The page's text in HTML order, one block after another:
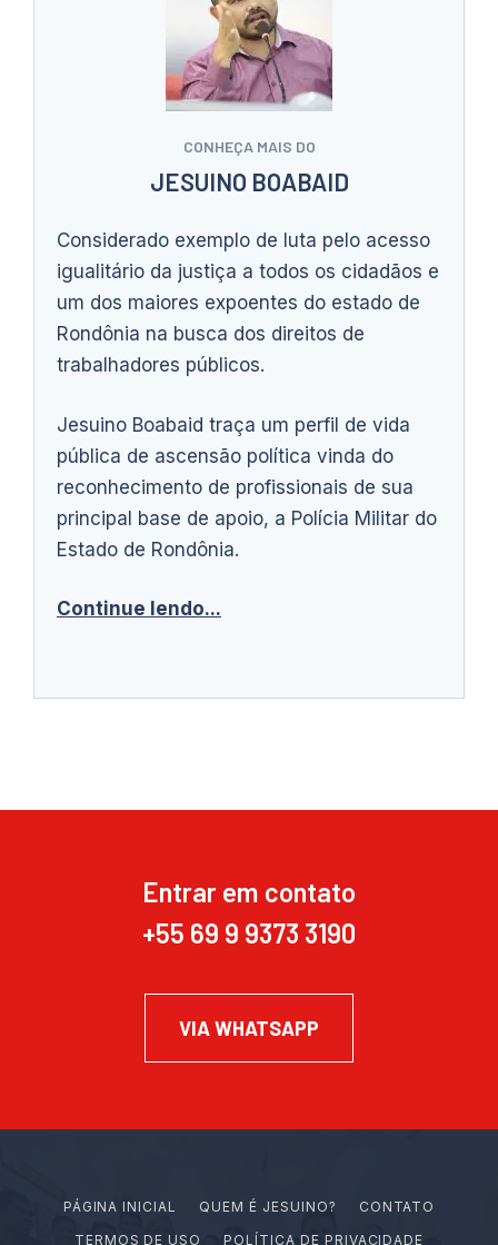
CONHEÇA MAIS DO
JESUINO BOABAID
Considerado exemplo de luta pelo acesso
igualitário da justiça a todos os cidadãos e
um dos maiores expoentes do estado de
Rondônia na busca dos direitos de
trabalhadores públicos.
Jesuino Boabaid traça um perfil de vida
pública de ascensão política vinda do
reconhecimento de profissionais de sua
principal base de apoio, a Polícia Militar do
Estado de Rondônia.
Continue lendo...
Entrar em contato
+55 69 9 9373 3190
VIA WHATSAPP
PÁGINA INICIAL Q U EM É J ES U I N O?
CONTATO
TERMOS DE USO
POLÍTICA DE PRIVACIDADE